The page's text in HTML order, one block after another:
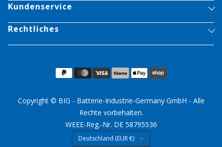
Kundenservice
Rechtliches
Land/Region
Deutschland (EUR €)
Copyright © BIG - Batterie-Industrie-Germany GmbH - Alle
Rechte vorbehalten.
WEEE-Reg.-Nr. DE 58795536